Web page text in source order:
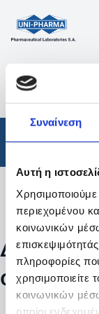
Συναίνεση
Αυτή η
περιεχομένου
κοινωνικών
πληροφορίες
χρησιμοποιείτε
κοινωνικών
οποίοι
ΠΡΟΪΟΝΤΑ
ΑΠΟΤΕΛΕΣΜΑΤΑ
Φάρμακα
Φίλτρα
Δεν